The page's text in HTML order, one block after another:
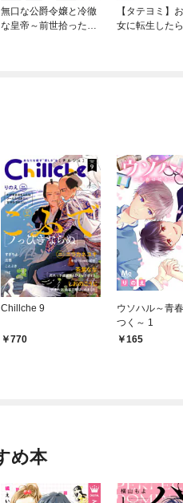
無口な公爵令嬢と冷徹
な皇帝～前世拾った子
【タテヨミ】
女に転生した
Chillche 9
770
ウソハル～青
つく～ 1
165
め本